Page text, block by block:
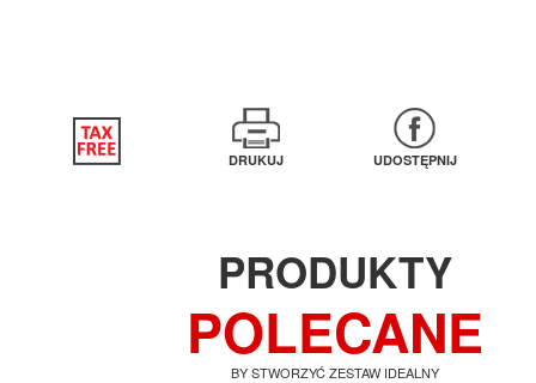
DRUKUJ UDOSTĘPNIJ
PRODUKTY
POLECANE
BY STWORZYĆ ZESTAW IDEALNY